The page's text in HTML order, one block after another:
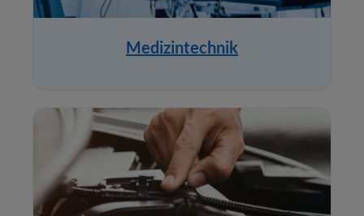
Medizintechnik